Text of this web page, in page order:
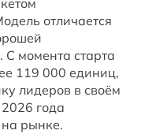
отличается
С момента старта
119 000 единиц,
лидеров в своём
года
рынке.